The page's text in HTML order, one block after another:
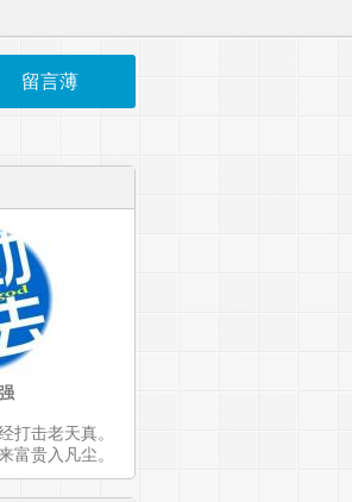
留言薄
打击老天真。
富贵入凡尘。